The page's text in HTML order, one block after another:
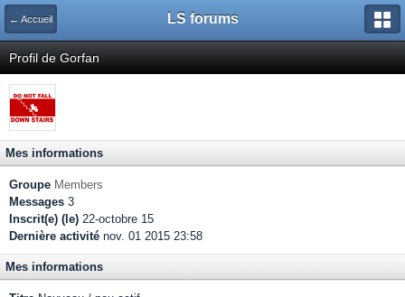
← Accueil LS forums
Profil de Gorfan
Mes informations
Groupe Members
Messages 3
Inscrit(e) (le) 22-octobre 15
Dernière activité nov. 01 2015 23:58
Mes informations